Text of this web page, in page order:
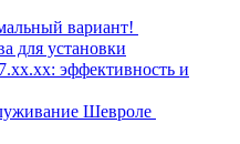
вариант!
для установки
эффективность и
Шевроле